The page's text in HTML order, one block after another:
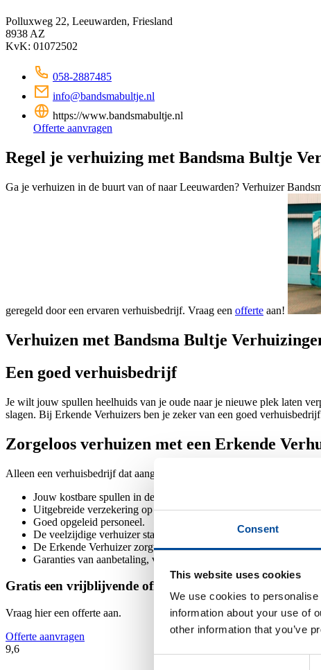
Consent
This website uses cookies
We use cookies to
information about your use of
other information that you’ve
Polluxweg 22, Leeuwarden, Friesland
8938 AZ
KvK: 01072502
058-2887485
info@bandsmabultje.nl
https://www.bandsmabultje.nl
Offerte aanvragen
Regel je verhuizing met Bandsma Bultje
Ga je verhuizen in de buurt van of naar Leeuwarden? Verhuizer
geregeld door een ervaren verhuisbedrijf. Vraag een offerte aan!
Verhuizen met Bandsma Bultje
Een goed verhuisbedrijf
Je wilt jouw spullen heelhuids van je oude naar je nieuwe plek laten
slagen. Bij Erkende Verhuizers ben je zeker van een goed
Zorgeloos verhuizen met een Erkende
Alleen een verhuisbedrijf dat aangesloten is bij de brancheorganisatie
Jouw kostbare spullen in deskundige handen.
Uitgebreide verzekering op basis van de nieuwwaarde van jouw
Goed opgeleid personeel.
De veelzijdige verhuizer staat voor je klaar ook voor
De Erkende Verhuizer zorgt dat je verhuist zonder stress of
Garanties van aanbetaling, verhuizing en nakoming.
Gratis een vrijblijvende offerte van verhuisbedrijf
Vraag hier een offerte aan.
Offerte aanvragen
9,6